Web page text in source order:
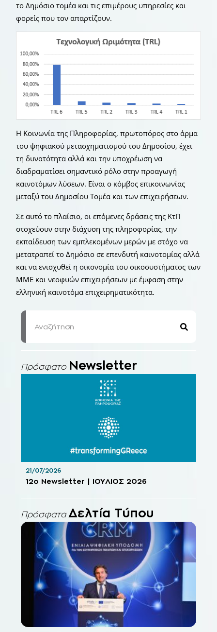
το Δημόσιο τομέα και τις επιμέρους υπηρεσίες και
φορείς που τον απαρτίζουν.
Η Κοινωνία της Πληροφορίας, πρωτοπόρος στο άρμα
του ψηφιακού μετασχηματισμού του Δημοσίου, έχει
τη δυνατότητα αλλά και την υποχρέωση να
διαδραματίσει σημαντικό ρόλο στην προαγωγή
καινοτόμων λύσεων. Είναι ο κόμβος επικοινωνίας
μεταξύ του Δημοσίου Τομέα και των επιχειρήσεων.
Σε αυτό το πλαίσιο, οι επόμενες δράσεις της ΚτΠ
στοχεύουν στην διάχυση της πληροφορίας, την
εκπαίδευση των εμπλεκομένων μερών με στόχο να
μετατραπεί το Δημόσιο σε επενδυτή καινοτομίας αλλά
και να ενισχυθεί η οικονομία του οικοσυστήματος των
ΜΜΕ και νεοφυών επιχειρήσεων με έμφαση στην
ελληνική καινοτόμα επιχειρηματικότητα.
Πρόσφατο Newsletter
12o Newsletter | ΙΟΥΛΙΟΣ 2026
21/07/2026
Πρόσφατα Δελτία Τύπου